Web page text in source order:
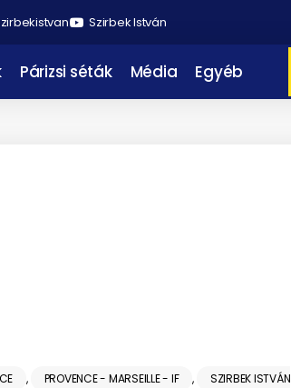
Szirbek István
Párizsi séták Média Egyéb
, PROVENCE - MARSEILLE - IF , SZIRBEK ISTVÁN